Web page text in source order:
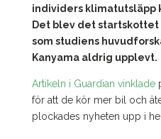
individers klimatutsläpp
Det blev det
som studiens
Kanyama aldrig upplevt.
Artikeln i Guardian vinklade
för att de kör mer bil och
plockades nyheten upp i